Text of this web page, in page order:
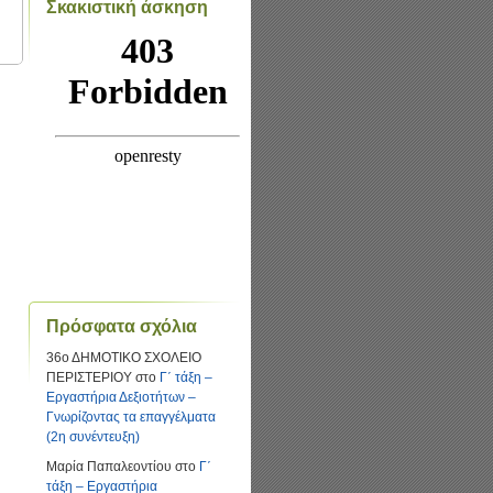
Σκακιστική άσκηση
Πρόσφατα σχόλια
36ο ΔΗΜΟΤΙΚΟ ΣΧΟΛΕΙΟ
ΠΕΡΙΣΤΕΡΙΟΥ στο Γ΄ τάξη –
Εργαστήρια Δεξιοτήτων –
Γνωρίζοντας τα επαγγέλματα
(2η συνέντευξη)
Μαρία Παπαλεοντίου στο Γ΄
τάξη – Εργαστήρια